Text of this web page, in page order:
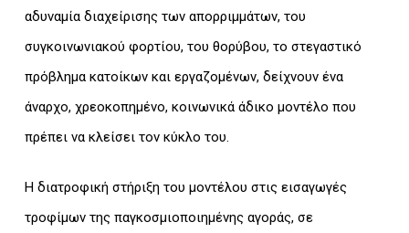
αδυναμία διαχείρισης των απορριμμάτων, του
συγκοινωνιακού φορτίου, του θορύβου, το στεγαστικό
πρόβλημα κατοίκων και εργαζομένων, δείχνουν ένα
άναρχο, χρεοκοπημένο, κοινωνικά άδικο μοντέλο που
πρέπει να κλείσει τον κύκλο του.
Η διατροφική στήριξη του μοντέλου στις εισαγωγές
τροφίμων της παγκοσμιοποιημένης αγοράς, σε